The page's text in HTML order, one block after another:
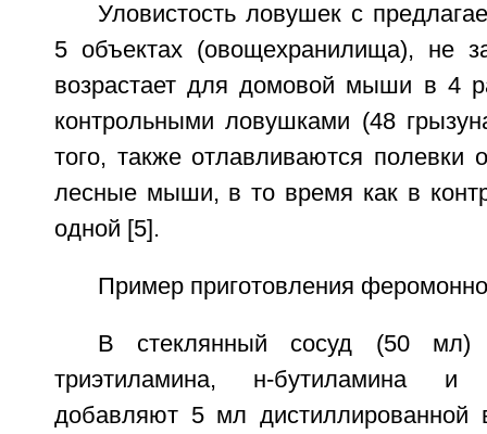
Уловистость ловушек с
5 объектах (овощехранилища), не
возрастает для домовой мыши в 4
контрольными ловушками (48
того, также отлавливаются полевки
лесные мыши, в то время как в
одной [5].
Пример приготовления
В стеклянный сосуд (50
триэтиламина, н-бутиламина и
добавляют 5 мл дистиллированной